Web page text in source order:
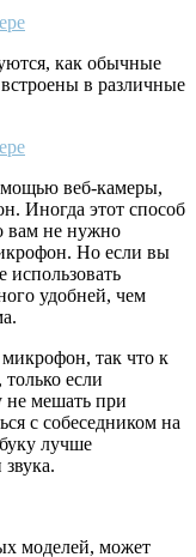
как обычные
в различные
веб-камеры,
Иногда этот способ
вам не нужно
Но если вы
удобней, чем
так что к
если
мешать при
с собеседником на
лучше
моделей, может